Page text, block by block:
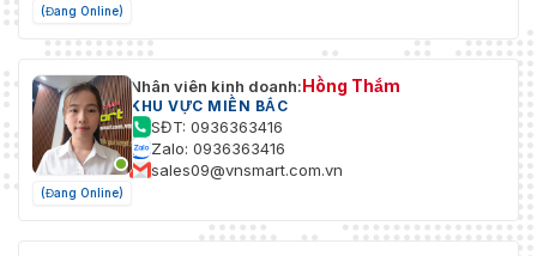
(Đang Online)
(Đang Online)
Nhân viên kinh doanh:Hồng Thắm
KHU VỰC MIỀN BẮC
SĐT: 0936363416
Zalo: 0936363416
sales09@vnsmart.com.vn